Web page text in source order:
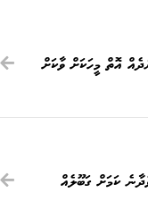
އޮތް މީހަކަށް ވާކަށް
ކަމަށް ގަބޫލެއް